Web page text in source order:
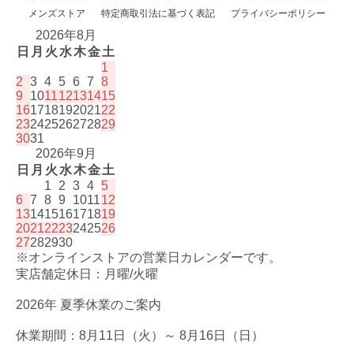
メンズストア
特定商取引法に基づく表記 プライバシーポリシー
2026年8月
日 月 火 水木金土
1
2 3 4 5 6 7 8
9
101112131415
16171819202122
23242526272829
3031
2026年9月
日 月 火 水木金土
1
2 3 4 5
6 7 8 9 101112
13141516171819
20212223242526
27282930
※オンラインストアの営業日カレンダーです。
実店舗定休日：月曜/火曜
2026年 夏季休業のご案内
休業期間：8月11日（火）～ 8月16日（日）